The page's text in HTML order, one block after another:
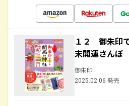
１２ 御朱印
末開運さん
御朱印
2025.02.06 発売